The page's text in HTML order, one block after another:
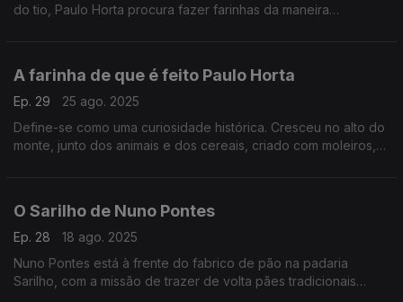
do tio, Paulo Horta procura fazer farinhas da maneira
A farinha de que é feito Paulo Horta
Ep. 29
25 ago. 2025
Define-se como uma curiosidade histórica. Cresceu no alto do
monte, junto dos animais e dos cereais, criado com moleiros,
O Sarilho de Nuno Pontes
Ep. 28
18 ago. 2025
Nuno Pontes está à frente do fabrico de pão na padaria
Sarilho, com a missão de trazer de volta pães tradicionais